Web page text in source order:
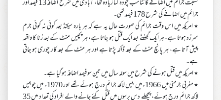
نسبت جرائم میں اضافے کا تناسب چودہ گنا زیادہ تھا، آبادی میں شرح اضافہ 13 فیصد اور
جرائم میں اضافے کی شرح 178 فیصد تھی۔
٭ امریکہ میں اس وقت جرائم کی صورت حال یہ ہے کہ ہر بارہ سیکنڈ بعد کوئی نہ کوئی جرم
سرزد ہوتا ہے، ہر ایک گھنٹے بعد ایک قتل ہو جاتا ہے، ہر پچیس منٹ کے بعد زنا کا واقعہ
پیش آتا ہے، ہر پانچ منٹ کے بعد ڈاکہ پڑتا ہے اور ہر منٹ کے بعد کار چوری ہو جاتی
ہے۔
٭ امریکہ میں قتل ہونے کی شرح میں سولہ سال میں تین سو فیصد اضافہ ہو گیا ہے۔
٭ مغربی جرمنی میں 1966ء میں بیس لاکھ جرائم درج ہوئے تھے اور 1970ء میں چوبیس
لاکھ جرائم درج ہوئے، پچھلے دس برسوں میں قتل کئے جانے والے افراد کی تعداد میں 35